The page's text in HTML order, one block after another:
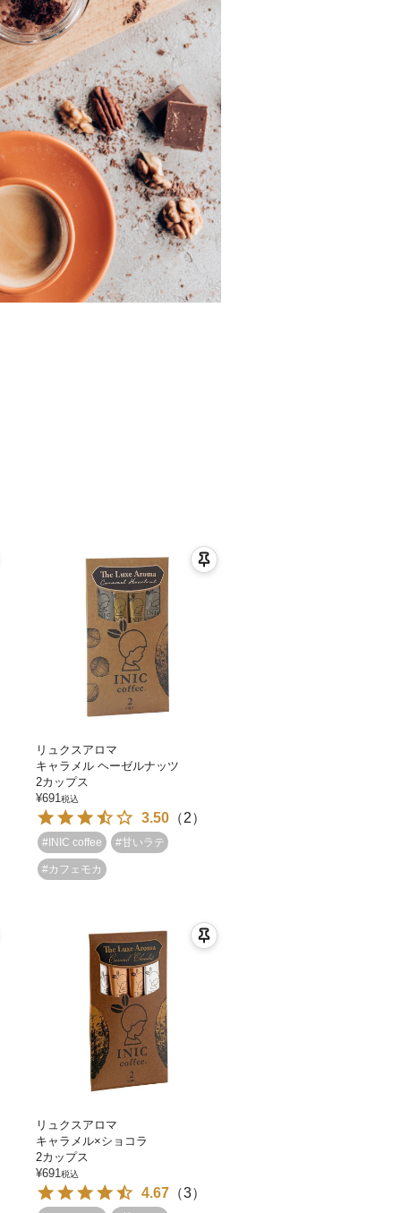
リュクスアロマ
キャラメル ヘーゼルナッツ
2カップス
¥691税込
3.50 （2）
#INIC coffee #甘いラテ
#カフェモカ
リュクスアロマ
キャラメル×ショコラ
2カップス
¥691税込
4.67 （3）